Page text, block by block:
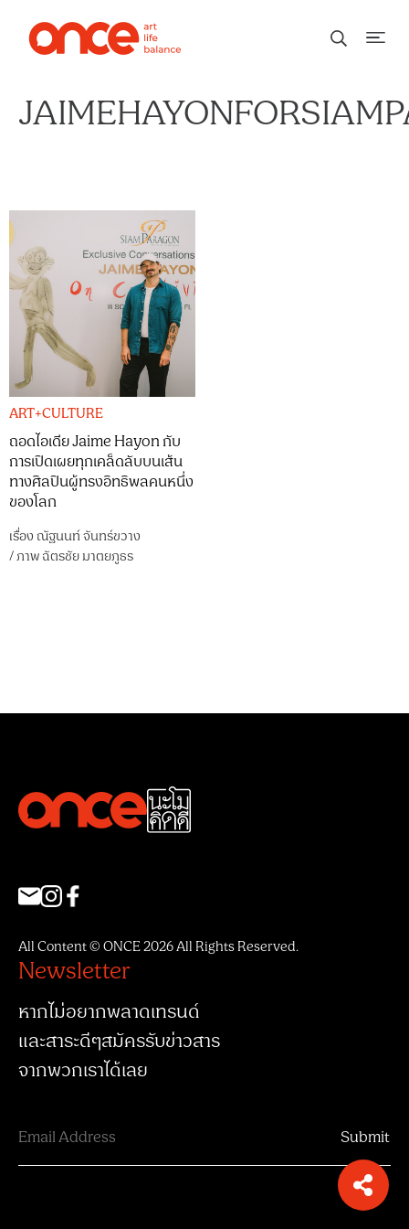
ART+CULTURE
ถอดไอเดีย Jaime Hayon กับ
การเปิดเผยทุกเคล็ดลับบนเส้น
ทางศิลปินผู้ทรงอิทธิพลคนหนึ่ง
ของโลก
เรื่องณัฐนนท์ จันทร์ขวาง
/ภาพฉัตรชัย มาตยภูธร
All Content © ONCE 2026 All Rights Reserved.
Newsletter
หากไม่อยากพลาดเทรนด์
และสาระดีๆสมัครรับข่าวสาร
จากพวกเราได้เลย